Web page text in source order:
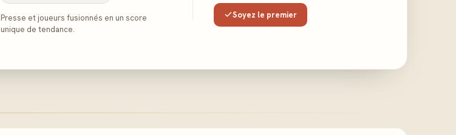
Presse et joueurs fusionnés en un score
unique de tendance.
Soyez le premier